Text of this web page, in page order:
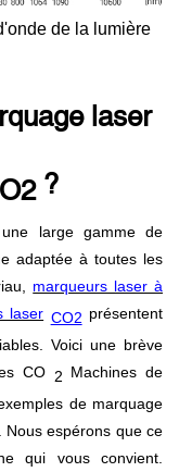
de la lumière
laser
?
large gamme de
adaptée à toutes les
marqueurs laser à
laser CO2 présentent
Voici une brève
CO 2 Machines de
de marquage
Nous espérons que ce
qui vous convient.